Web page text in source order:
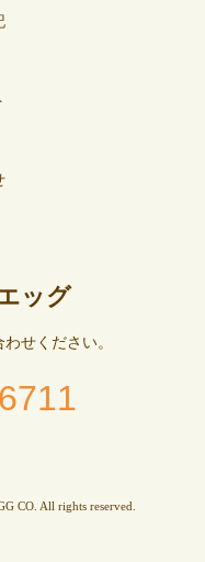
ッグ
せください。
CO. All rights reserved.